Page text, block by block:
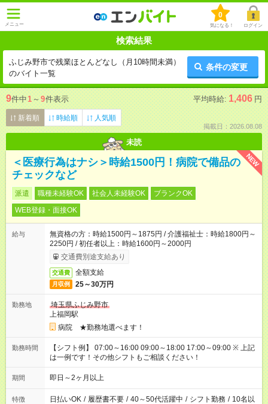
メニュー
0
気になる！ ログイン
検索結果
ふじみ野市で残業ほとんどなし（月10時間未満）
のバイト一覧
条件の変更
9件中1 ～ 9件表示 平均時給: 1,406 円
新着順 時給順 人気順
掲載日：2026.08.08
未読
NEW
＜医療行為はナシ＞時給1500円！病院で備品の
チェックなど
派遣 職種未経験OK 社会人未経験OK
ブランクOK
WEB登録・面接OK
給与
無資格の方：時給1500円～1875円 / 介護福祉士：時給1800円～
2250円 / 初任者以上：時給1600円～2000円
交通費別途支給あり
交通費 全額支給
月収例 25～30万円
勤務地
埼玉県ふじみ野市
上福岡駅
病院 ★勤務地選べます！
勤務時間
【シフト例】 07:00～16:00 09:00～18:00 17:00～09:00 ※ 上記
は一例です！その他シフトもご相談ください！
期間 即日～2ヶ月以上
特徴 日払いOK / 履歴書不要 / 40～50代活躍中 / シフト勤務 / 10名以